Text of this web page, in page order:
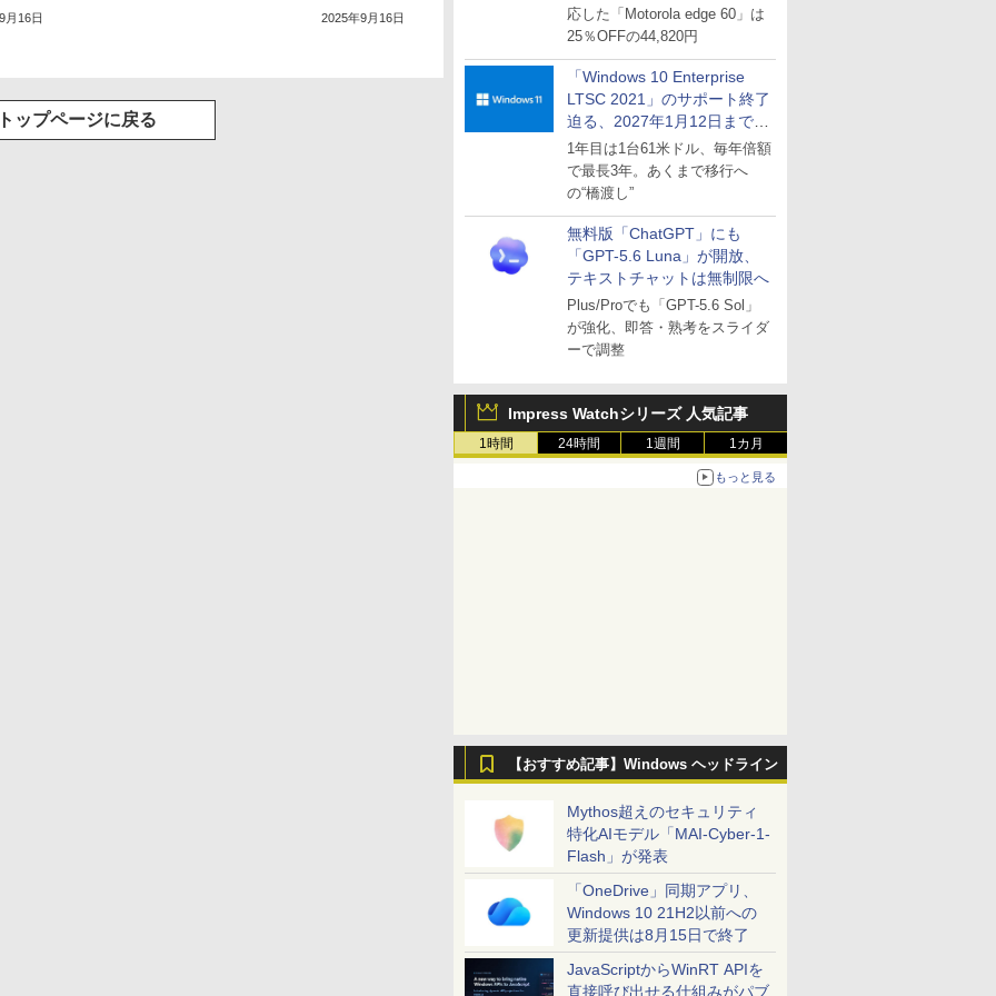
応した「Motorola edge 60」は
25％OFFの44,820円
「Windows 10 Enterprise
LTSC 2021」のサポート終了
迫る、2027年1月12日まで
～ESUは9月1日から販売
1年目は1台61米ドル、毎年倍額
で最長3年。あくまで移行へ
の“橋渡し”
無料版「ChatGPT」にも
「GPT-5.6 Luna」が開放、
テキストチャットは無制限へ
Plus/Proでも「GPT-5.6 Sol」
が強化、即答・熟考をスライダ
ーで調整
Impress Watchシリーズ 人気記事
1時間 24時間 1週間 1カ月
もっと見る
【おすすめ記事】Windows ヘッドライン
Mythos超えのセキュリティ
特化AIモデル「MAI-Cyber-1-
Flash」が発表
「OneDrive」同期アプリ、
Windows 10 21H2以前への
更新提供は8月15日で終了
JavaScriptからWinRT APIを
直接呼び出せる仕組みがパブ
月16日 2025年9月16日
ップページに戻る